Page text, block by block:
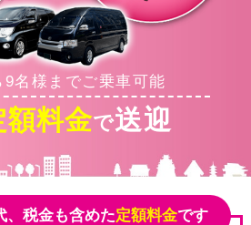
予約フォーム
9名様までご乗車可能
額料金で送迎
、税金も含めた定額料金です